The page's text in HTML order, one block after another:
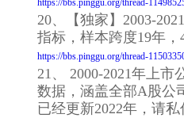
https://bbs.pinggu.org/thread-
20、【独家】2003-
指标，样本跨度19年，
https://bbs.pinggu.org/thread-
21、 2000-2021年上
数据，涵盖全部A股公
已经更新2022年，请私